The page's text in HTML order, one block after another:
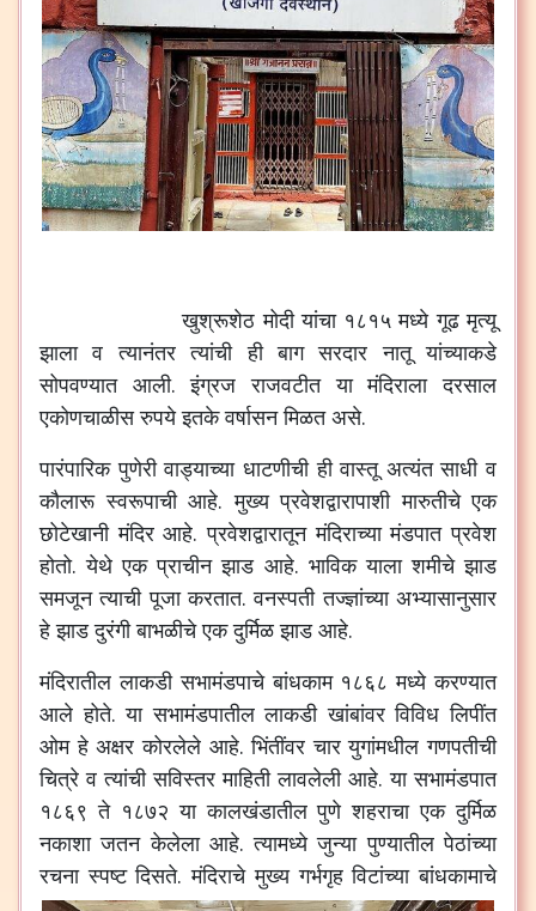
खुश्रूशेठ मोदी यांचा १८१५ मध्ये गूढ मृत्यू
झाला व त्यानंतर त्यांची ही बाग सरदार नातू यांच्याकडे
सोपवण्यात आली. इंग्रज राजवटीत या मंदिराला दरसाल
एकोणचाळीस रुपये इतके वर्षासन मिळत असे.
पारंपारिक पुणेरी वाड्याच्या धाटणीची ही वास्तू अत्यंत साधी व
कौलारू स्वरूपाची आहे. मुख्य प्रवेशद्वारापाशी मारुतीचे एक
छोटेखानी मंदिर आहे. प्रवेशद्वारातून मंदिराच्या मंडपात प्रवेश
होतो. येथे एक प्राचीन झाड आहे. भाविक याला शमीचे झाड
समजून त्याची पूजा करतात. वनस्पती तज्ज्ञांच्या अभ्यासानुसार
हे झाड दुरंगी बाभळीचे एक दुर्मिळ झाड आहे.
मंदिरातील लाकडी सभामंडपाचे बांधकाम १८६८ मध्ये करण्यात
आले होते. या सभामंडपातील लाकडी खांबांवर विविध लिपींत
ओम हे अक्षर कोरलेले आहे. भिंतींवर चार युगांमधील गणपतीची
चित्रे व त्यांची सविस्तर माहिती लावलेली आहे. या सभामंडपात
१८६९ ते १८७२ या कालखंडातील पुणे शहराचा एक दुर्मिळ
नकाशा जतन केलेला आहे. त्यामध्ये जुन्या पुण्यातील पेठांच्या
रचना स्पष्ट दिसते.मंदिराचे मुख्य गर्भगृह विटांच्या बांधकामाचे